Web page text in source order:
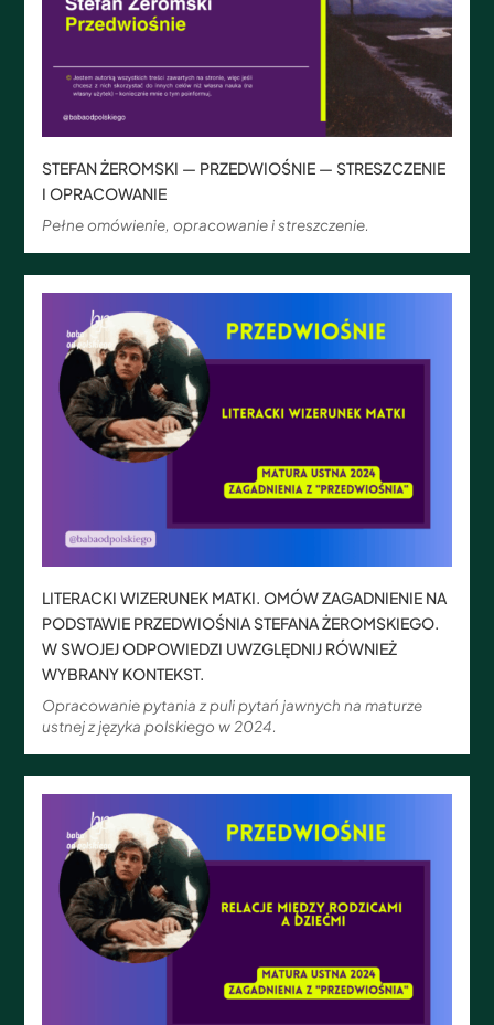
STEFAN ŻEROMSKI — PRZEDWIOŚNIE — STRESZCZENIE
I OPRACOWANIE
Pełne omówienie, opracowanie i streszczenie.
LITERACKI WIZERUNEK MATKI. OMÓW ZAGADNIENIE NA
PODSTAWIE PRZEDWIOŚNIA STEFANA ŻEROMSKIEGO.
W SWOJEJ ODPOWIEDZI UWZGLĘDNIJ RÓWNIEŻ
WYBRANY KONTEKST.
Opracowanie pytania z puli pytań jawnych na maturze
ustnej z języka polskiego w 2024.